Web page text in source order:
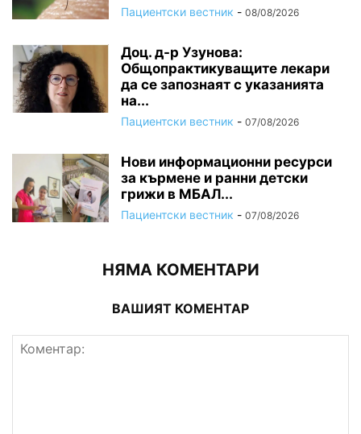
Пациентски вестник - 08/08/2026
Доц. д-р Узунова:
Общопрактикуващите лекари
да се запознаят с указанията
на...
Пациентски вестник - 07/08/2026
Нови информационни ресурси
за кърмене и ранни детски
грижи в МБАЛ...
Пациентски вестник - 07/08/2026
НЯМА КОМЕНТАРИ
ВАШИЯТ КОМЕНТАР